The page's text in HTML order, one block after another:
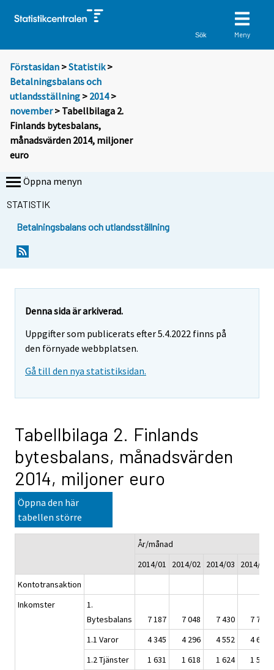
Sök Meny
Förstasidan >Statistik >
Betalningsbalans och
utlandsställning > 2014>
november> Tabellbilaga 2.
Finlands bytesbalans,
månadsvärden 2014, miljoner
euro
Öppna menyn
STATISTIK
Betalningsbalans och utlandsställning
Denna sida är arkiverad.
Uppgifter som publicerats efter 5.4.2022 finns på
den förnyade webbplatsen.
Gå till den nya statistiksidan.
Tabellbilaga 2. Finlands
bytesbalans, månadsvärden
2014, miljoner euro
Öppna den här
tabellen större
År/månad
2014/01
2014/02 2014/03
2014/04
Kontotransaktion
Inkomster
1.
Bytesbalans
7 187 7 048 7 430
7 790
1.1 Varor
4 345 4 296 4 552
4 688
1.2 Tjänster
1 631 1 618 1 624
1 594